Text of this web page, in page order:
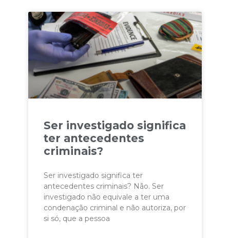
Ser investigado significa
ter antecedentes
criminais?
Ser investigado significa ter
antecedentes criminais? Não. Ser
investigado não equivale a ter uma
condenação criminal e não autoriza, por
si só, que a pessoa